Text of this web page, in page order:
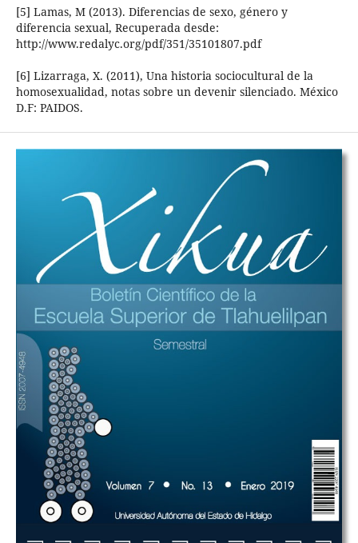
[5] Lamas, M (2013). Diferencias de sexo, género y
diferencia sexual, Recuperada desde:
http://www.redalyc.org/pdf/351/35101807.pdf
[6] Lizarraga, X. (2011), Una historia sociocultural de la
homosexualidad, notas sobre un devenir silenciado. México
D.F: PAIDOS.